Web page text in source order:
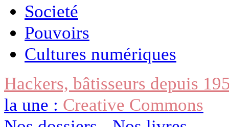
Societé
Pouvoirs
Cultures numériques
Hackers, bâtisseurs depuis
la une : Creative Commons